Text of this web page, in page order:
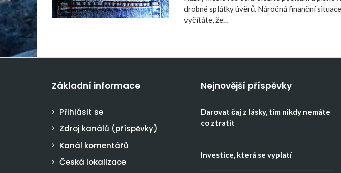
drobné splátky úvěrů. Náročná finanční
vyčítáte, že…
Základní informace
Přihlásit se
Zdroj kanálů (příspěvky)
Kanál komentářů
Česká lokalizace
Nejnovější příspěvky
Darovat čaj z lásky, tím nikdy nemáte
co ztratit
Investice, která se vyplatí